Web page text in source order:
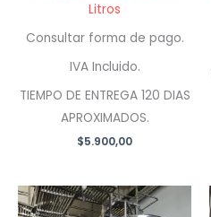
Litros
Consultar forma de pago.
IVA Incluido.
TIEMPO DE ENTREGA 120 DIAS
APROXIMADOS.
$5.900,00